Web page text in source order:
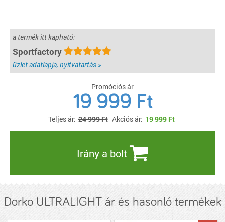
a termék itt kapható:
Sportfactory
üzlet adatlapja, nyitvatartás »
Promóciós ár
19 999 Ft
Teljes ár: 24 999 Ft Akciós ár: 19 999 Ft
Irány a bolt
Dorko ULTRALIGHT ár és hasonló termékek